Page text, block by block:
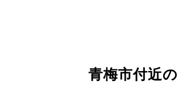
青梅市付近の